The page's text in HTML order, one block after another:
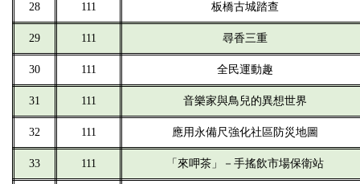
28 111 板橋古城踏查
29 111 尋香三重
30 111 全民運動趣
31 111 音樂家與鳥兒的異想世界
32 111 應用永備尺強化社區防災地圖
33 111 「來呷茶」－手搖飲市場保衛站